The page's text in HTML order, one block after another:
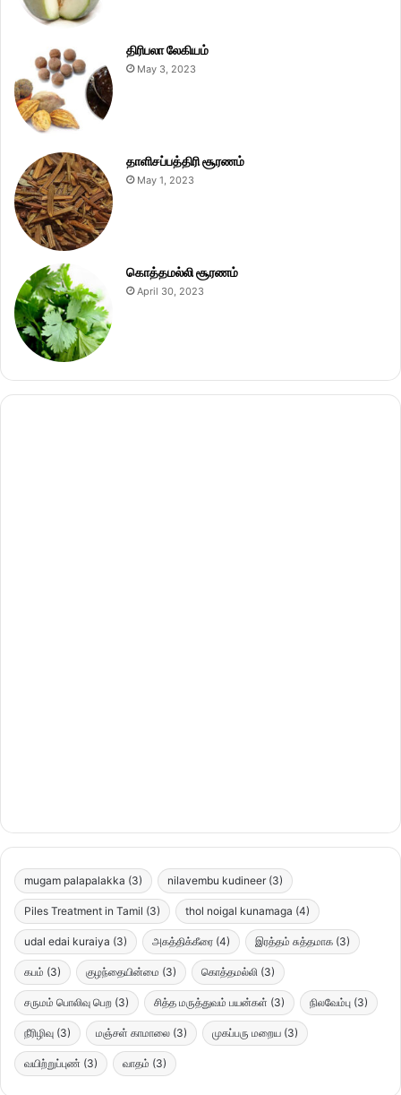
திரிபலா லேகியம்
May 3, 2023
தாளிசப்பத்திரி சூரணம்
May 1, 2023
கொத்தமல்லி சூரணம்
April 30, 2023
mugam palapalakka (3) nilavembu kudineer (3)
Piles Treatment in Tamil (3) thol noigal kunamaga (4)
udal edai kuraiya (3) அகத்திக்கீரை (4) இரத்தம் சுத்தமாக (3)
கபம் (3) குழந்தையின்மை (3) கொத்தமல்லி (3)
சருமம் பொலிவு பெற (3) சித்த மருத்துவம் பயன்கள் (3) நிலவேம்பு (3)
நீரிழிவு (3) மஞ்சள் காமாலை (3) முகப்பரு மறைய (3)
வயிற்றுப்புண் (3) வாதம் (3)